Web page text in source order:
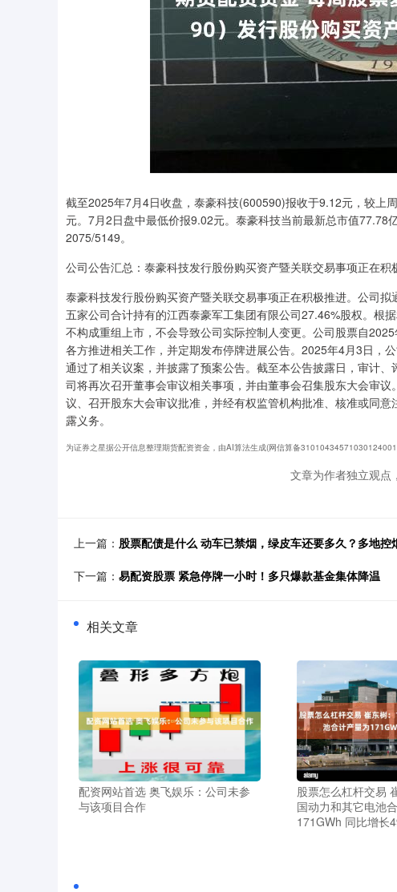
截至2025年7月4日收盘，泰豪科技(600590)报收于9.12元，较上
元。7月2日盘中最低价报9.02元。泰豪科技当前最新总市值77.78
2075/5149。
公司公告汇总：泰豪科技发行股份购买资产暨关联交易事项正在积
泰豪科技发行股份购买资产暨关联交易事项正在积极推进。公司
五家公司合计持有的江西泰豪军工集团有限公司27.46%股权。根
不构成重组上市，不会导致公司实际控制人变更。公司股票自
各方推进相关工作，并定期发布停牌进展公告。2025年4月3日，
通过了相关议案，并披露了预案公告。截至本公告披露日，审计
司将再次召开董事会审议相关事项，并由董事会召集股东大会审
议、召开股东大会审议批准，并经有权监管机构批准、核准或同
露义务。
为证券之星据公开信息整理期货配资资金，由AI算法生成(网信算备
文章为作者独立观点
上一篇： 股票配债是什么 动车已禁烟，绿皮车还要多久？多地控
下一篇： 易配资股票 紧急停牌一小时！多只爆款基金集体降温
相关文章
配资网站首选 奥飞娱乐：公司未参
与该项目合作
股票怎么杠杆交易
国动力和其它电池
171GWh 同比增长